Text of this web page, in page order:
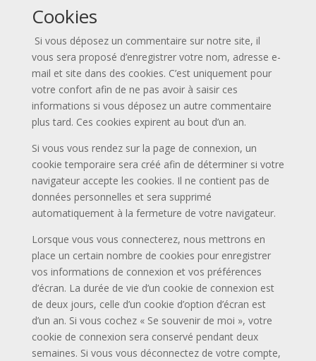
Cookies
Si vous déposez un commentaire sur notre site, il
vous sera proposé d’enregistrer votre nom, adresse e-
mail et site dans des cookies. C’est uniquement pour
votre confort afin de ne pas avoir à saisir ces
informations si vous déposez un autre commentaire
plus tard. Ces cookies expirent au bout d’un an.
Si vous vous rendez sur la page de connexion, un
cookie temporaire sera créé afin de déterminer si votre
navigateur accepte les cookies. Il ne contient pas de
données personnelles et sera supprimé
automatiquement à la fermeture de votre navigateur.
Lorsque vous vous connecterez, nous mettrons en
place un certain nombre de cookies pour enregistrer
vos informations de connexion et vos préférences
d’écran. La durée de vie d’un cookie de connexion est
de deux jours, celle d’un cookie d’option d’écran est
d’un an. Si vous cochez « Se souvenir de moi », votre
cookie de connexion sera conservé pendant deux
semaines. Si vous vous déconnectez de votre compte,